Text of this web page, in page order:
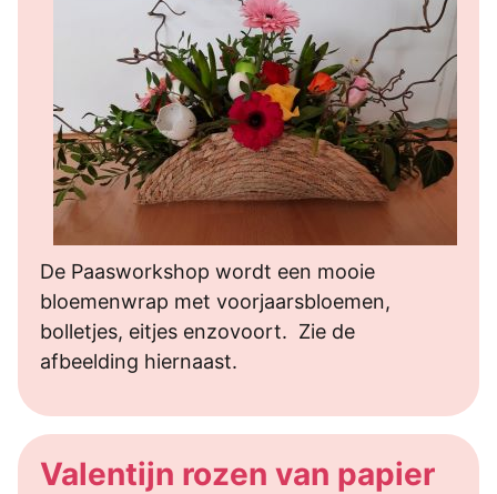
De Paasworkshop wordt een mooie
bloemenwrap met voorjaarsbloemen,
bolletjes, eitjes enzovoort. Zie de
afbeelding hiernaast.
Valentijn rozen van papier